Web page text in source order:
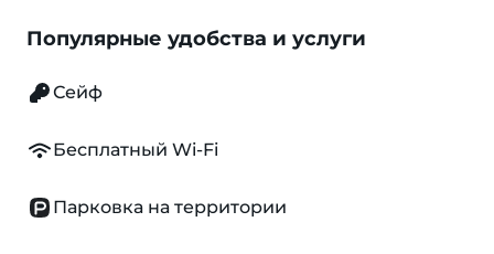
Популярные удобства и услуги
Сейф
Бесплатный Wi-Fi
Парковка на территории